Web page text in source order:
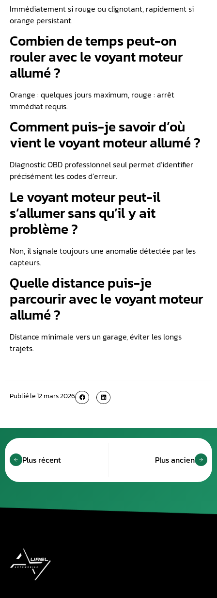
Immédiatement si rouge ou clignotant, rapidement si
orange persistant.
Combien de temps peut-on
rouler avec le voyant moteur
allumé ?
Orange : quelques jours maximum, rouge : arrêt
immédiat requis.
Comment puis-je savoir d’où
vient le voyant moteur allumé ?
Diagnostic OBD professionnel seul permet d’identifier
précisément les codes d’erreur.
Le voyant moteur peut-il
s’allumer sans qu’il y ait
problème ?
Non, il signale toujours une anomalie détectée par les
capteurs.
Quelle distance puis-je
parcourir avec le voyant moteur
allumé ?
Distance minimale vers un garage, éviter les longs
trajets.
Publié le12 mars 2026
Plus récent Plus ancien